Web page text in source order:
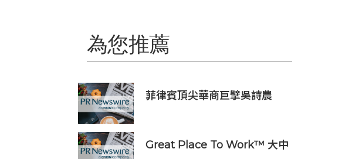
為您推薦
菲律賓頂尖華商巨擘吳詩農
強化 AI 科技驅動戰略
Great Place To Work™ 大中